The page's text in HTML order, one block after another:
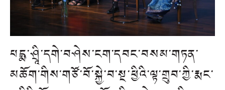
པདྨ་ཤྲཱི་དགེ་བཤེས་ངག་དབང་བསམ་གཏན་
མཆོག་གིས་གཙོ་བོ་སྐྱེ་བ་སྔ་ཕྱིའི་ལྟ་གྲུབ་ཀྱི་རྨང་